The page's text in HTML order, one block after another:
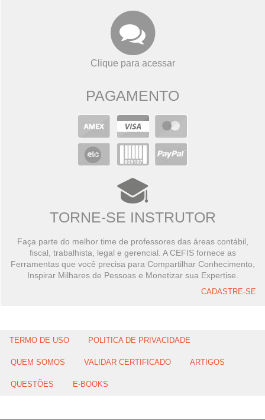
Clique para acessar
PAGAMENTO
TORNE-SE INSTRUTOR
Faça parte do melhor time de professores das áreas contábil,
fiscal, trabalhista, legal e gerencial. A CEFIS fornece as
Ferramentas que você precisa para Compartilhar Conhecimento,
Inspirar Milhares de Pessoas e Monetizar sua Expertise.
CADASTRE-SE
TERMO DE USO POLITICA DE PRIVACIDADE
QUEM SOMOS VALIDAR CERTIFICADO ARTIGOS
QUESTÕES E-BOOKS